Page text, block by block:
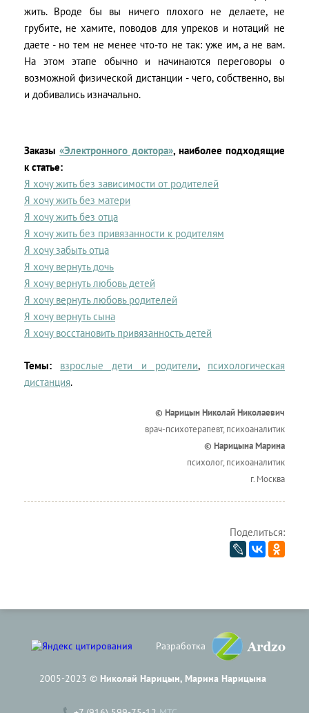
жить. Вроде бы вы ничего плохого не делаете, не
грубите, не хамите, поводов для упреков и нотаций не
даете - но тем не менее что-то не так: уже им, а не вам.
На этом этапе обычно и начинаются переговоры о
возможной физической дистанции - чего, собственно, вы
и добивались изначально.
Заказы«Электронного доктора», наиболее подходящие
к статье:
Я хочу жить без зависимости от родителей
Я хочу жить без матери
Я хочу жить без отца
Я хочу жить без привязанности к родителям
Я хочу забыть отца
Я хочу вернуть дочь
Я хочу вернуть любовь детей
Я хочу вернуть любовь родителей
Я хочу вернуть сына
Я хочу восстановить привязанность детей
Темы: взрослые дети и родители, психологическая
дистанция.
© Нарицын Николай Николаевич
врач-психотерапевт, психоаналитик
© Нарицына Марина
психолог, психоаналитик
г. Москва
Поделиться:
Разработка
2005-2023 © Николай Нарицын, Марина Нарицына